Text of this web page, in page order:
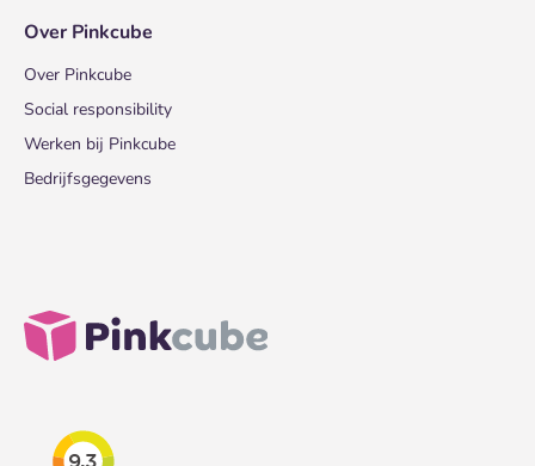
Over Pinkcube
Over Pinkcube
Social responsibility
Werken bij Pinkcube
Bedrijfsgegevens